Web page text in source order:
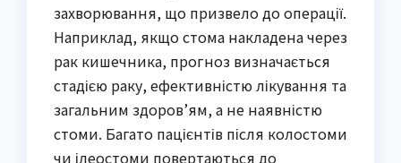
захворювання, що призвело до операції.
Наприклад, якщо стома накладена через
рак кишечника, прогноз визначається
стадією раку, ефективністю лікування та
загальним здоров’ям, а не наявністю
стоми. Багато пацієнтів після колостоми
чи ілеостоми повертаються до